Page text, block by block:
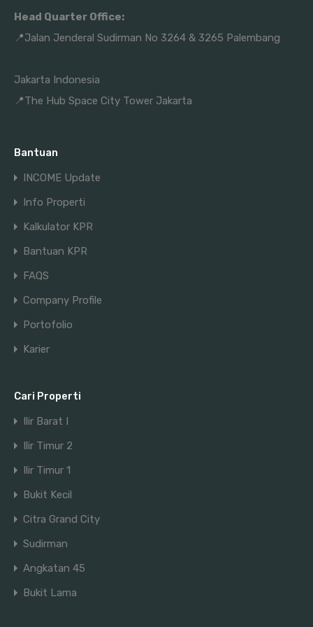
Head Quarter Office:
📍Jalan Jenderal Sudirman No 3264 & 3265 Palembang
Jakarta Indonesia
📍The Hub Space City Tower Jakarta
Bantuan
INCOME Update
Info Properti
Kalkulator KPR
Bantuan KPR
FAQS
Company Profile
Portofolio
Karier
Cari Properti
Ilir Barat I
Ilir Timur 2
Ilir Timur 1
Bukit Kecil
Citra Grand City
Sudirman
Angkatan 45
Bukit Lama